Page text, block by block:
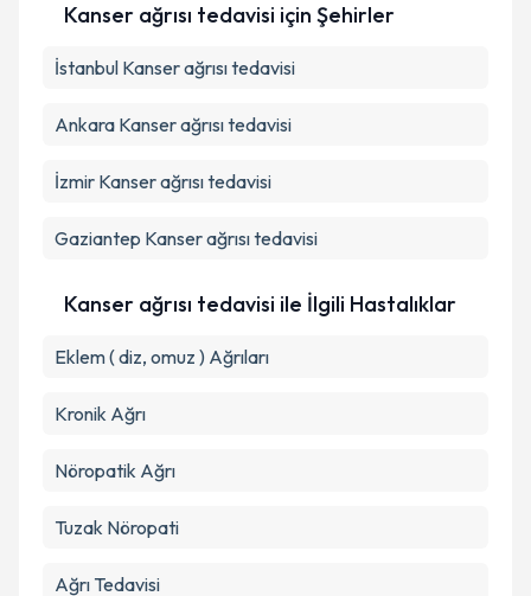
Metni'ni okudum ve kişisel verilerimin belirtilen
Kanser ağrısı tedavisi için Şehirler
İstanbul Kanser ağrısı tedavisi
Ankara Kanser ağrısı tedavisi
İzmir Kanser ağrısı tedavisi
Gaziantep Kanser ağrısı tedavisi
Kanser ağrısı tedavisi ile İlgili Hastalıklar
Eklem ( diz, omuz ) Ağrıları
Kronik Ağrı
Nöropatik Ağrı
Tuzak Nöropati
Ağrı Tedavisi